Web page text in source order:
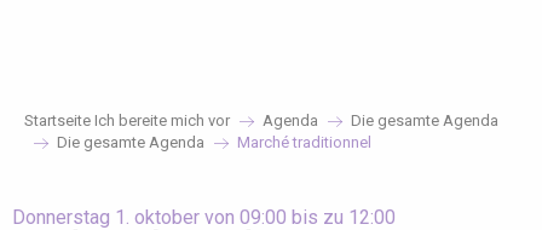
Startseite Ich bereite mich vor Agenda
Die gesamte Agenda
Die gesamte Agenda
Marché traditionnel
Donnerstag 1. oktober von 09:00 bis zu 12:00